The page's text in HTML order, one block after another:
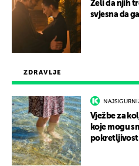
ZDRAVLJE
Vježbe za
koje mogu
pokretljivost
Želi da njih
svjesna da